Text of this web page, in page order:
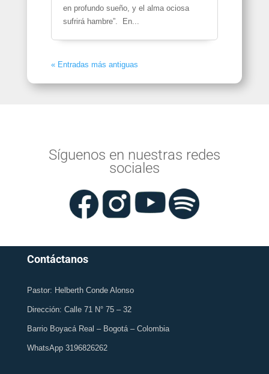
en profundo sueño, y el alma ociosa
sufrirá hambre”. En...
« Entradas más antiguas
Síguenos en nuestras redes
sociales
Contáctanos
Pastor: Helberth Conde Alonso
Dirección: Calle 71 N° 75 – 32
Barrio Boyacá Real – Bogotá – Colombia
WhatsApp 3196826262